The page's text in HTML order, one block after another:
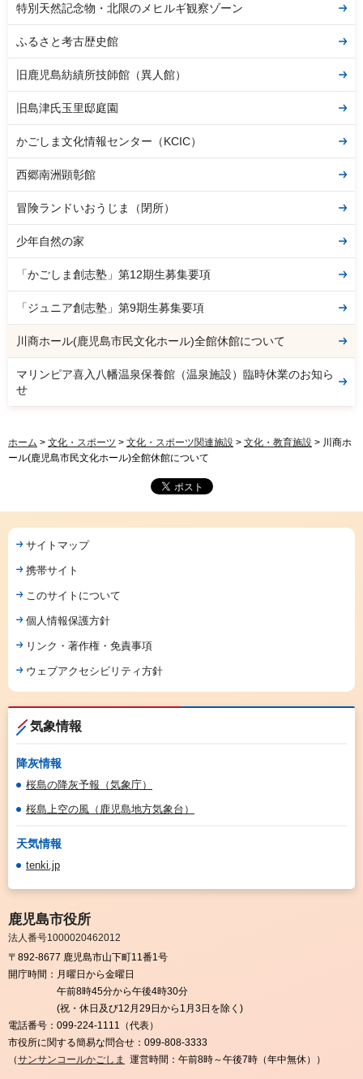
特別天然記念物・北限のメヒルギ観察ゾーン
ふるさと考古歴史館
旧鹿児島紡績所技師館（異人館）
旧島津氏玉里邸庭園
かごしま文化情報センター（KCIC）
西郷南洲顕彰館
冒険ランドいおうじま（閉所）
少年自然の家
「かごしま創志塾」第12期生募集要項
「ジュニア創志塾」第9期生募集要項
川商ホール(鹿児島市民文化ホール)全館休館について
マリンピア喜入八幡温泉保養館（温泉施設）臨時休業のお知ら
せ
ホーム > 文化・スポーツ > 文化・スポーツ関連施設 > 文化・教育施設 > 川商ホ
ール(鹿児島市民文化ホール)全館休館について
サイトマップ
携帯サイト
このサイトについて
個人情報保護方針
リンク・著作権・免責事項
ウェブアクセシビリティ方針
気象情報
降灰情報
桜島の降灰予報（気象庁）
桜島上空の風（鹿児島地方気象台）
天気情報
tenki.jp
鹿児島市役所
法人番号1000020462012
〒892-8677 鹿児島市山下町11番1号
開庁時間： 月曜日から金曜日
午前8時45分から午後4時30分
(祝・休日及び12月29日から1月3日を除く)
電話番号： 099-224-1111（代表）
市役所に関する簡易な問合せ： 099-808-3333
（サンサンコールかごしま 運営時間：午前8時～午後7時（年中無休））